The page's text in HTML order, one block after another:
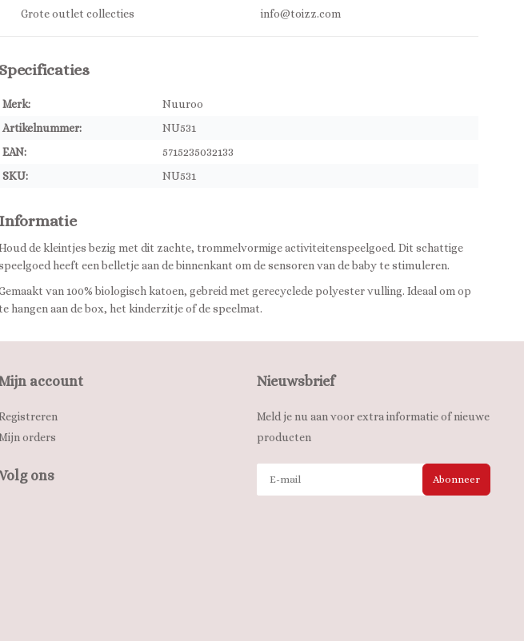
Grote outlet collecties
info@toizz.com
Specificaties
Merk:
Nuuroo
Artikelnummer:
NU531
EAN:
5715235032133
SKU:
NU531
Informatie
de kleintjes bezig met dit zachte, trommelvormige activiteitenspeelgoed. Dit schattige
heeft een belletje aan de binnenkant om de sensoren van de baby te stimuleren.
van 100% biologisch katoen, gebreid met gerecyclede polyester vulling. Ideaal om op
hangen aan de box, het kinderzitje of de speelmat.
account
orders
ons
Nieuwsbrief
Meld je nu aan voor extra informatie of nieuwe
producten
Abonneer